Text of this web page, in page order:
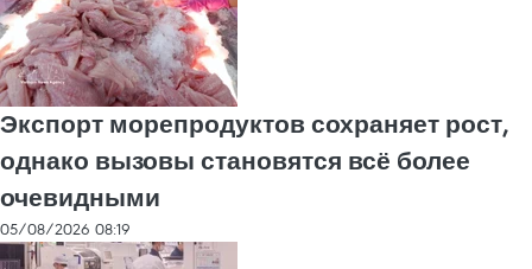
Экспорт морепродуктов сохраняет рост,
однако вызовы становятся всё более
очевидными
05/08/2026 08:19